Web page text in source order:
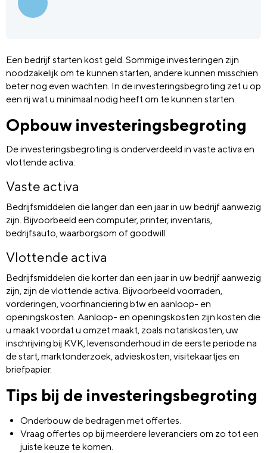
Een bedrijf starten kost geld. Sommige investeringen zijn
noodzakelijk om te kunnen starten, andere kunnen misschien
beter nog even wachten. In de investeringsbegroting zet u op
een rij wat u minimaal nodig heeft om te kunnen starten.
Opbouw investeringsbegroting
De investeringsbegroting is onderverdeeld in vaste activa en
vlottende activa:
Vaste activa
Bedrijfsmiddelen die langer dan een jaar in uw bedrijf aanwezig
zijn. Bijvoorbeeld een computer, printer, inventaris,
bedrijfsauto, waarborgsom of goodwill.
Vlottende activa
Bedrijfsmiddelen die korter dan een jaar in uw bedrijf aanwezig
zijn, zijn de vlottende activa. Bijvoorbeeld voorraden,
vorderingen, voorfinanciering btw en aanloop- en
openingskosten. Aanloop- en openingskosten zijn kosten die
u maakt voordat u omzet maakt, zoals notariskosten, uw
inschrijving bij KVK, levensonderhoud in de eerste periode na
de start, marktonderzoek, advieskosten, visitekaartjes en
briefpapier.
Tips bij de investeringsbegroting
Onderbouw de bedragen met offertes.
Vraag offertes op bij meerdere leveranciers om zo tot een
juiste keuze te komen.